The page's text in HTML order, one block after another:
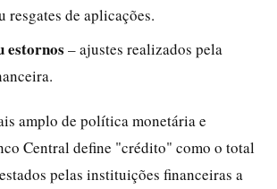
resgates de aplicações.
estornos – ajustes realizados pela
amplo de política monetária e
Central define "crédito" como o total
pelas instituições financeiras a